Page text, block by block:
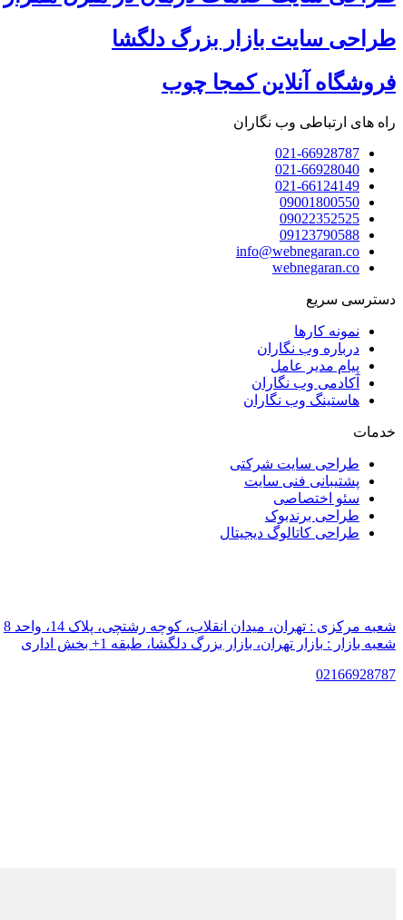
طراحی سایت بازار بزرگ دلگشا
فروشگاه آنلاین کمجا چوب
راه های ارتباطی وب نگاران
021-66928787
021-66928040
021-66124149
09001800550
09022352525
09123790588
info@webnegaran.co
webnegaran.co
دسترسی سریع
نمونه کارها
درباره وب نگاران
پیام مدیر عامل
آکادمی وب نگاران
هاستینگ وب نگاران
خدمات
طراحی سایت شرکتی
پشتیبانی فنی سایت
سئو اختصاصی
طراحی برندبوک
طراحی کاتالوگ دیجیتال
شعبه مرکزی : تهران، میدان انقلاب، کوچه رشتچی، پلاک 14، واحد 8
شعبه بازار : بازار تهران، بازار بزرگ دلگشا، طبقه 1+ بخش اداری
02166928787